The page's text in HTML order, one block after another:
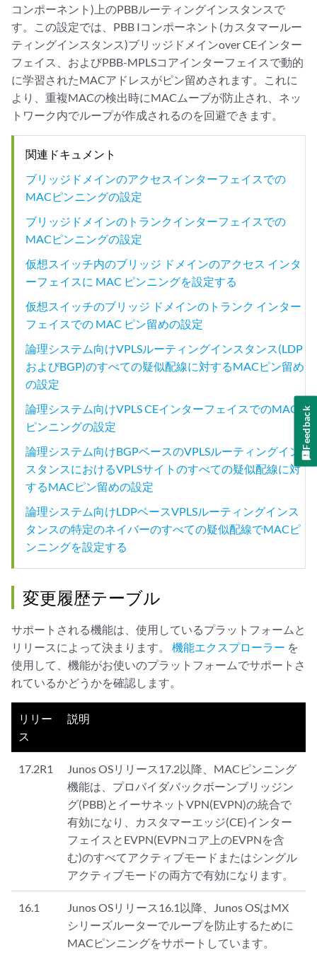
コンポーネント)上のPBBルーティングインスタンスで
す。この設定では、PBB Iコンポーネント(カスタマールー
ティングインスタンス)ブリッジドメインover CEインター
フェイス、およびPBB-MPLSコアインターフェイスで動的
に学習されたMACアドレスがピン留めされます。これに
より、重複MACの検出時にMACムーブが防止され、ネッ
トワーク内でループが作成されるのを回避できます。
関連ドキュメント
ブリッジドメインのアクセスインターフェイスでの
MACピンニングの設定
ブリッジドメインのトランクインターフェイスでの
MACピンニングの設定
仮想スイッチ内のブリッジ ドメインのアクセス インタ
ーフェイスに MAC ピンニングを設定する
仮想スイッチのブリッジ ドメインのトランク インター
フェイスでの MAC ピン留めの設定
論理システム向けVPLSルーティングインスタンス(LDP
およびBGP)のすべての疑似配線に対するMACピン留め
の設定
論理システム向けVPLS CEインターフェイスでのMAC
ピンニングの設定
論理システム向けBGPベースのVPLSルーティングイン
スタンスにおけるVPLSサイトのすべての疑似配線に対
するMACピン留めの設定
論理システム向けLDPベースVPLSルーティングインス
タンスの特定のネイバーのすべての疑似配線でMACピ
ンニングを設定する
変更履歴テーブル
サポートされる機能は、使用しているプラットフォームと
リリースによって決まります。 機能エクスプローラー を
使用して、機能がお使いのプラットフォームでサポートさ
れているかどうかを確認します。
リリー
ス
説明
17.2R1
Junos OSリリース17.2以降、MACピンニング
機能は、プロバイダバックボーンブリッジン
グ(PBB)とイーサネットVPN(EVPN)の統合で
有効になり、カスタマーエッジ(CE)インター
フェイスとEVPN(EVPNコア上のEVPNを含
む)のすべてアクティブモードまたはシングル
アクティブモードの両方で有効になります。
16.1
Junos OSリリース16.1以降、Junos OSはMX
シリーズルーターでループを防止するために
MACピンニングをサポートしています。
Feedback